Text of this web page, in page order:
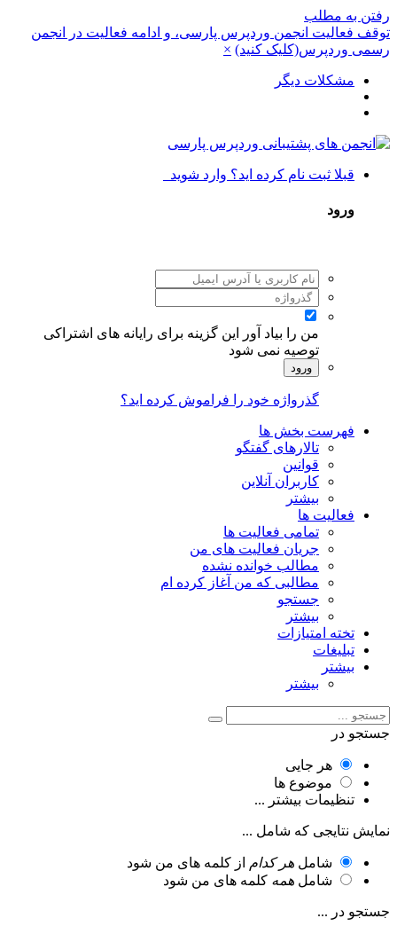
رفتن به مطلب
توقف فعالیت انجمن وردپرس پارسی، و ادامه فعالیت در انجمن
رسمی وردپرس(کلیک کنید) ×
مشکلات دیگر
قبلا ثبت نام کرده اید؟ وارد شوید
ورود
من را بیاد آور
این گزینه برای رایانه های اشتراکی
توصیه نمی شود
ورود
گذرواژه خود را فراموش کرده اید؟
فهرست بخش ها
تالارهای گفتگو
قوانین
کاربران آنلاین
بیشتر
فعالیت ها
تمامی فعالیت ها
جریان فعالیت های من
مطالب خوانده نشده
مطالبی که من آغاز کرده ام
جستجو
بیشتر
تخته امتیازات
تبلیغات
بیشتر
بیشتر
جستجو در
هر جایی
موضوع ها
تنظیمات بیشتر ...
نمایش نتایجی که شامل ...
شامل هر کدام از کلمه های من شود
شامل همه کلمه های من شود
جستجو در ...